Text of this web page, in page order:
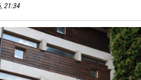
21:34